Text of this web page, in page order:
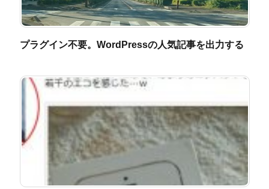
プラグイン不要。WordPressの人気記事を出力する